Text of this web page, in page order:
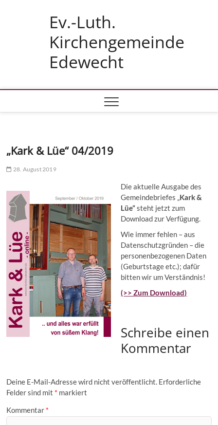
Ev.-Luth.
Kirchengemeinde
Edewecht
„Kark & Lüe“ 04/2019
28. August 2019
Die aktuelle Ausgabe des
Gemeindebriefes „Kark &
Lüe“steht jetzt zum
Download zur Verfügung.
Wie immer fehlen – aus
Datenschutzgründen – die
personenbezogenen Daten
(Geburtstage etc.); dafür
bitten wir um Verständnis!
(>> Zum Download)
Schreibe einen
Kommentar
Deine E-Mail-Adresse wird nicht veröffentlicht. Erforderliche
Felder sind mit * markiert
Kommentar *